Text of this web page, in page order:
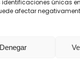
únicas en
afectar
Denegar